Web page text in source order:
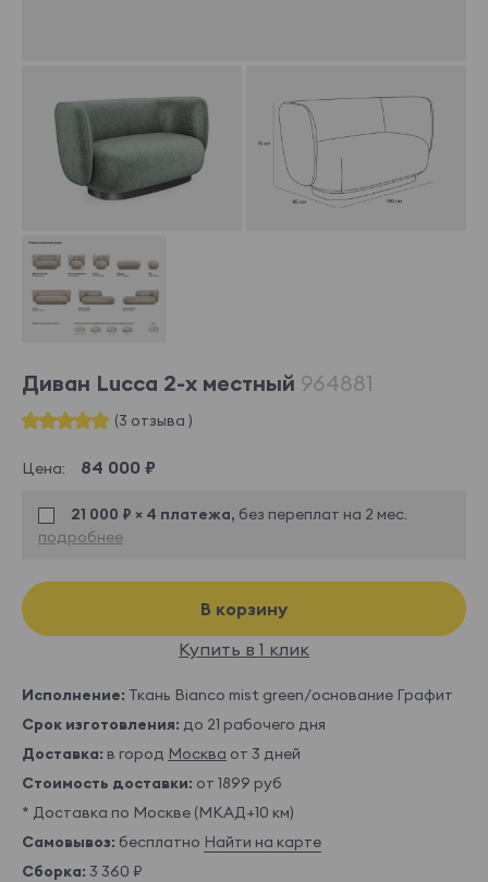
Диван Lucca 2-х местный 964881
(3 отзыва )
Цена: 84 000 ₽
21 000 ₽ × 4 платежа, без переплат на 2 мес.
подробнее
В корзину
Купить в 1 клик
Исполнение: Ткань Bianco mist green/основание Графит
Срок изготовления: до 21 рабочего дня
Доставка: в город Москва от 3 дней
Стоимость доставки: от 1899 руб
* Доставка по Москве (МКАД+10 км)
Самовывоз: бесплатно Найти на карте
Сборка: 3 360 ₽